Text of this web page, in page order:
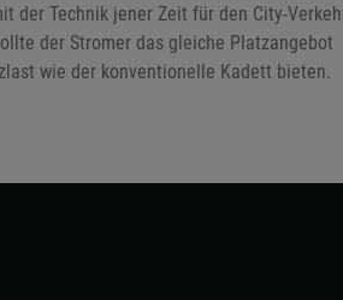
der Technik jener Zeit für den City-
der Stromer das gleiche Platzangebot
wie der konventionelle Kadett bieten.